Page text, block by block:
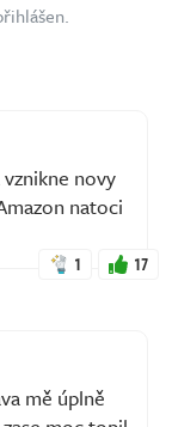
novy
natoci
1 17
mě úplně